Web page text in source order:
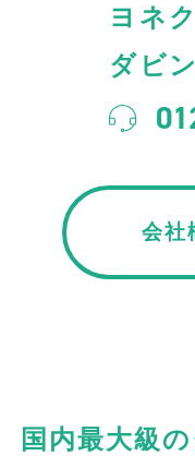
ヨネ
ダビ
会社
国内最大級